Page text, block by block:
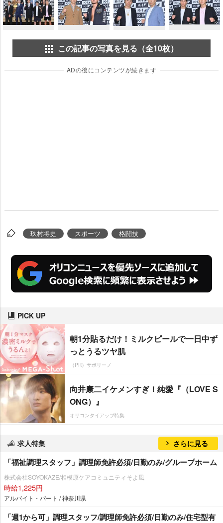
この記事の写真を見る（全10枚）
ADの後にコンテンツが続きます
玖村将史 スポーツ 格闘技
PICK UP
朝1分貼るだけ！ミルクピールで一日中ず
っとうるツヤ肌
（PR）サボリーノ
向井康二イケメンすぎ！純愛『（LOVE S
ONG）』
オリコンタイアップ特集
求人特集 さらに見る
「福祉調理スタッフ」調理師免許必須/日勤のみ/グループホーム
株式会社SOYOKAZE/相模原ケアコミュニティそよ風
時給1,225円
アルバイト・パート / 神奈川県
「週1から可」調理スタッフ/調理師免許必須/日勤のみ/住宅型有